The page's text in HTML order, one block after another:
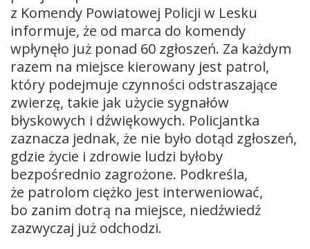
z Komendy Powiatowej Policji w Lesku
informuje, że od marca do komendy
wpłynęło już ponad 60 zgłoszeń. Za każdym
razem na miejsce kierowany jest patrol,
który podejmuje czynności odstraszające
zwierzę, takie jak użycie sygnałów
błyskowych i dźwiękowych. Policjantka
zaznacza jednak, że nie było dotąd zgłoszeń,
gdzie życie i zdrowie ludzi byłoby
bezpośrednio zagrożone. Podkreśla,
że patrolom ciężko jest interweniować,
bo zanim dotrą na miejsce, niedźwiedź
zazwyczaj już odchodzi.